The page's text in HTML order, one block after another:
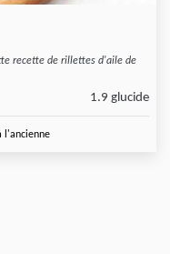
recette de rillettes d'aile de
1.9 glucide
l'ancienne